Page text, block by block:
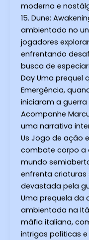
moderna e
15. Dune:
ambientado no
jogadores
enfrentando
busca de
Day Uma prequel
Emergência,
iniciaram a
Acompanhe
uma narrativa
Us Jogo de ação
combate corpo a
mundo
enfrenta
devastada pela
Uma prequela da
ambientada na
máfia italiana,
intrigas políticas